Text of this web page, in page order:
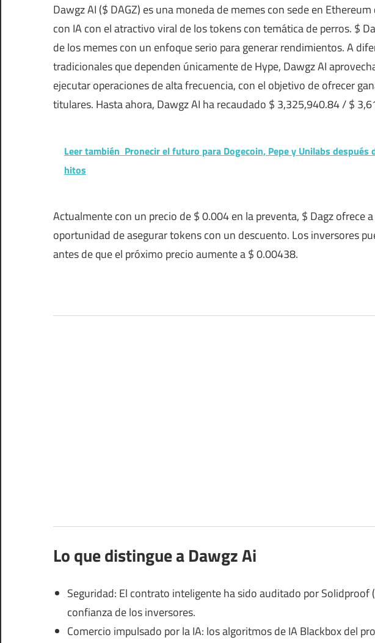
Dawgz AI ($ DAGZ) es una moneda de memes con sede en
con IA con el atractivo viral de los tokens con temática de perros. $
de los memes con un enfoque serio para generar rendimientos. A
tradicionales que dependen únicamente de Hype, Dawgz AI
ejecutar operaciones de alta frecuencia, con el objetivo de ofrecer
titulares. Hasta ahora, Dawgz AI ha recaudado $ 3,325,940.84 / $
Leer también Pronecir el futuro para Dogecoin, Pepe y Unilabs después
hitos
Actualmente con un precio de $ 0.004 en la preventa, $ Dagz ofrece
oportunidad de asegurar tokens con un descuento. Los inversores
antes de que el próximo precio aumente a $ 0.00438.
Lo que distingue a Dawgz Ai
Seguridad: El contrato inteligente ha sido auditado por Solidproof
confianza de los inversores.
Comercio impulsado por la IA: los algoritmos de IA Blackbox del